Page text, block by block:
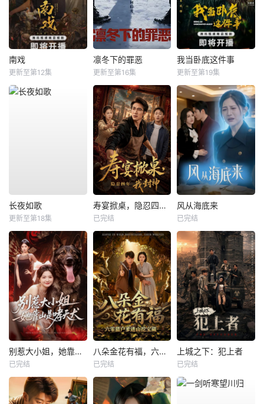
南戏
更新至第12集
凛冬下的罪恶
更新至第16集
我当卧底这件事
更新至第19集
长夜如歌
更新至第18集
寿宴掀桌，隐忍四年我封神
已完结
风从海底来
已完结
别惹大小姐，她靠山是哮天犬
已完结
八朵金花有福，六零猎户爹进山挖宝藏
已完结
上城之下：犯上者
已完结